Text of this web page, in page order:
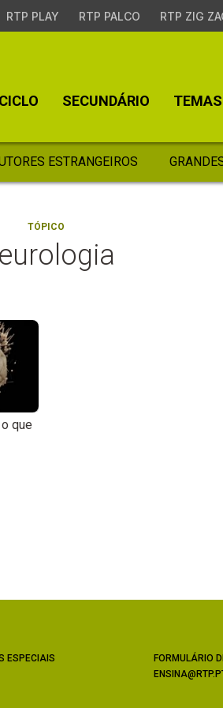
RTP PLAY RTP PALCO RTP ZIG
SECUNDÁRIO TEMAS
ESTRANGEIROS
TÓPICO
que
ESPECIAIS
FORMULÁRIO